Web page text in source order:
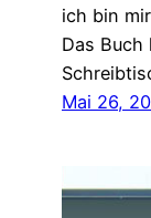
ich bin
Das Buch
Mai 26,